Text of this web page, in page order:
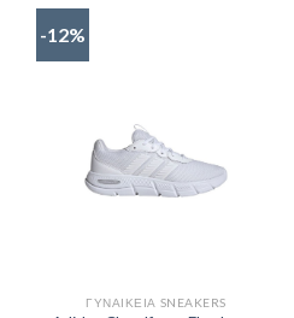
-12%
ΓΥΝΑΙΚΕΊΑ SNEAKERS